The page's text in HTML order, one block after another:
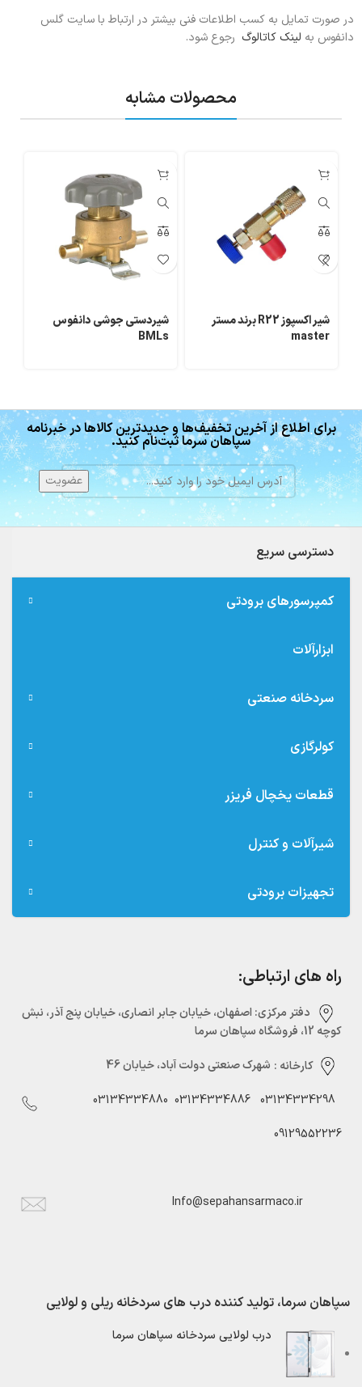
در صورت تمایل به کسب اطلاعات فنی بیشتر در ارتباط با سایت گلس
دانفوس به لینک کاتالوگ رجوع شود.
محصولات مشابه
شیر اکسپوز R22 برند مستر
master
شیردستی جوشی دانفوس
BMLs
برای اطلاع از آخرین تخفیف‌ها و جدیدترین کالاها در خبرنامه
سپاهان سرما ثبت‌نام کنید.
دسترسی سریع
کمپرسورهای برودتی
ابزارآلات
سردخانه صنعتی
کولرگازی
قطعات یخچال فریزر
شیرآلات و کنترل
تجهیزات برودتی
راه های ارتباطی:
دفتر مرکزی:‌ اصفهان، خیابان جابر انصاری، خیابان پنج آذر، نبش
کوچه 12، فروشگاه سپاهان سرما
کارخانه : شهرک صنعتی دولت آباد، خیابان 46
03134334298
03134334886
03134334880
09129552236
Info@sepahansarmaco.ir
سپاهان سرما، تولید کننده درب های سردخانه ریلی و لولایی
درب لولایی سردخانه سپاهان سرما